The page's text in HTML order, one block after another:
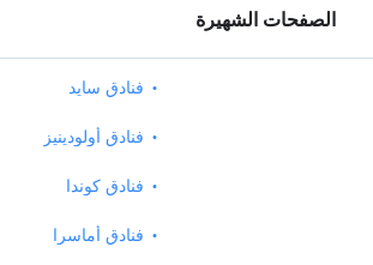
الصفحات الشهيرة
فنادق سايد
فنادق أولودينيز
فنادق كوندا
فنادق أماسرا